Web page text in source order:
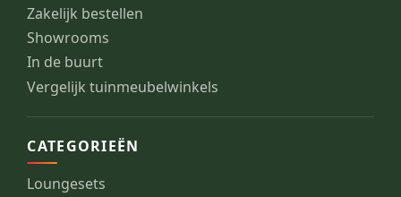
Zakelijk bestellen
Showrooms
In de buurt
Vergelijk tuinmeubelwinkels
CATEGORIEËN
Loungesets